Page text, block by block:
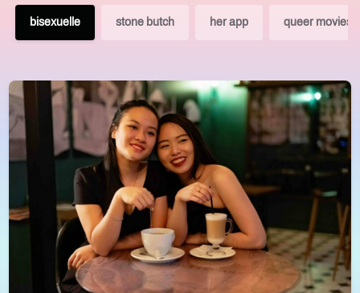
bisexuelle stone butch her app queer movies